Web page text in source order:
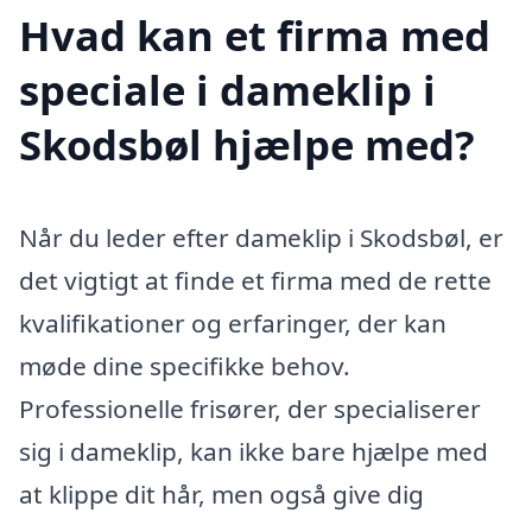
Hvad kan et firma med
speciale i dameklip i
Skodsbøl hjælpe med?
Når du leder efter dameklip i Skodsbøl, er
det vigtigt at finde et firma med de rette
kvalifikationer og erfaringer, der kan
møde dine specifikke behov.
Professionelle frisører, der specialiserer
sig i dameklip, kan ikke bare hjælpe med
at klippe dit hår, men også give dig